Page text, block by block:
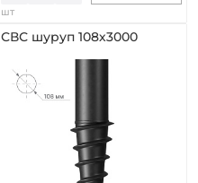
шт
СВС шуруп 108х3000